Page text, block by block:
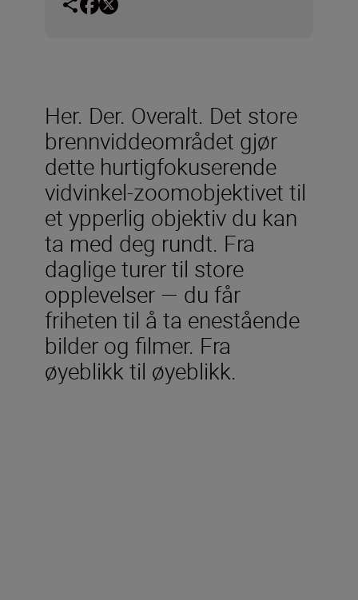
Her. Der. Overalt. Det store
brennviddeområdet gjør
dette hurtigfokuserende
vidvinkel-zoomobjektivet til
et ypperlig objektiv du kan
ta med deg rundt. Fra
daglige turer til store
opplevelser — du får
friheten til å ta enestående
bilder og filmer. Fra
øyeblikk til øyeblikk.